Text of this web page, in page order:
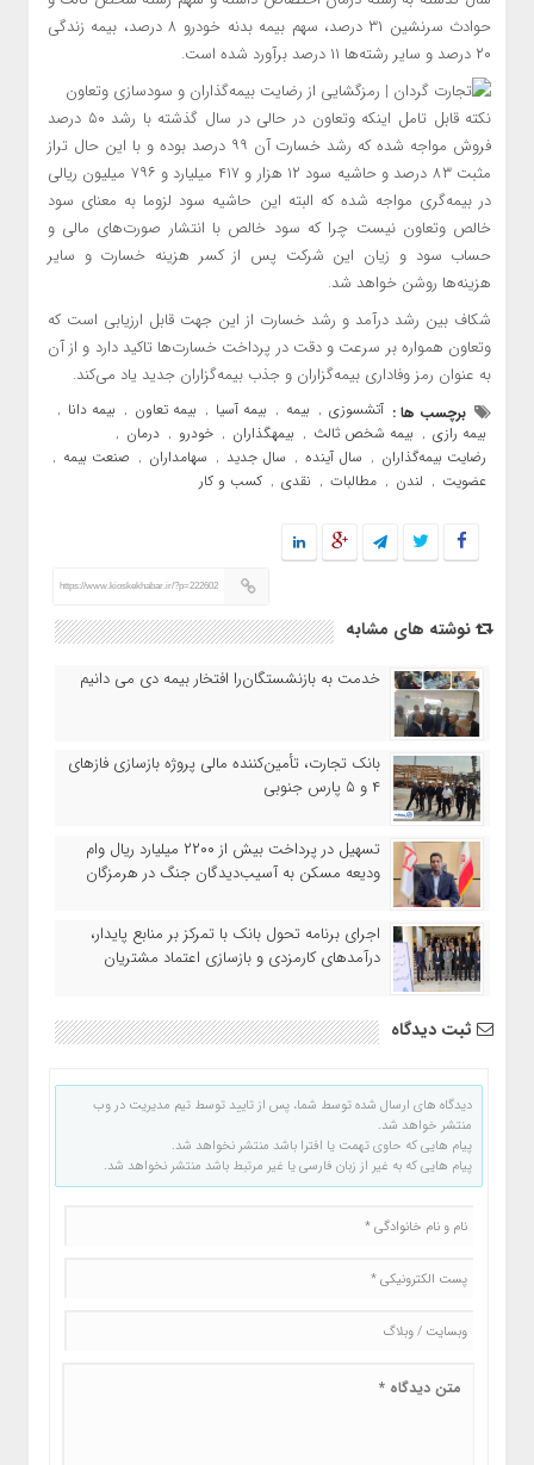
حوادث سرنشین ۳۱ درصد، سهم بیمه بدنه خودرو ۸ درصد، بیمه زندگی
۲۰ درصد و سایر رشته‌ها ۱۱ درصد برآورد شده است.
نکته قابل تامل اینکه وتعاون در حالی در سال گذشته با رشد ۵۰ درصد
فروش مواجه شده که رشد خسارت آن ۹۹ درصد بوده و با این حال تراز
مثبت ۸۳ درصد و حاشیه سود ۱۲ هزار و ۴۱۷ میلیارد و ۷۹۶ میلیون ریالی
در بیمه‌گری مواجه شده که البته این حاشیه سود لزوما به معنای سود
خالص وتعاون نیست چرا که سود خالص با انتشار صورت‌های مالی و
حساب سود و زیان این شرکت پس از کسر هزینه خسارت و سایر
هزینه‌ها روشن خواهد شد.
شکاف بین رشد درآمد و رشد خسارت از این جهت قابل ارزیابی است که
وتعاون همواره بر سرعت و دقت در پرداخت خسارت‌ها تاکید دارد و از آن
به عنوان رمز وفاداری بیمه‌گزاران و جذب بیمه‌گزاران جدید یاد می‌کند.
برچسب ها : آتشسوزی , بیمه , بیمه آسیا , بیمه تعاون , بیمه دانا ,
بیمه رازی , بیمه شخص ثالث , بیمهگذاران , خودرو , درمان ,
رضایت بیمه‌گذاران , سال آینده , سال جدید , سهامداران , صنعت بیمه ,
عضویت , لندن , مطالبات , نقدی , کسب و کار
https://www.kioskekhabar.ir/?p=222602
نوشته های مشابه
خدمت به بازنشستگان‌را افتخار بیمه دی می دانیم
بانک تجارت، تأمین‌کننده مالی پروژه بازسازی فازهای
۴ و ۵ پارس جنوبی
تسهیل در پرداخت بیش از ۲۲۰۰ میلیارد ریال وام
ودیعه مسکن به آسیب‌دیدگان جنگ در هرمزگان
اجرای برنامه تحول بانک با تمرکز بر منابع پایدار،
درآمدهای کارمزدی و بازسازی اعتماد مشتریان
ثبت دیدگاه
دیدگاه های ارسال شده توسط شما، پس از تایید توسط تیم مدیریت در وب
منتشر خواهد شد.
پیام هایی که حاوی تهمت یا افترا باشد منتشر نخواهد شد.
پیام هایی که به غیر از زبان فارسی یا غیر مرتبط باشد منتشر نخواهد شد.